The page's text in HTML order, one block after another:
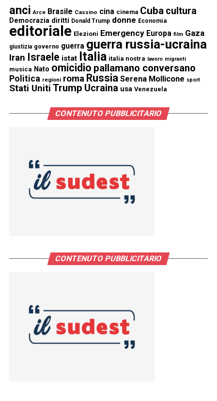
anci Arce Brasile Cassino cina cinema Cuba cultura
Democrazia diritti Donald Trump donne Economia
editoriale Elezioni Emergency Europa film Gaza
giustizia governo guerra guerra russia-ucraina
Iran Israele istat Italia italia nostra lavoro migranti
musica Nato omicidio pallamano conversano
Politica regioni roma Russia Serena Mollicone sport
Stati Uniti Trump Ucraina usa Venezuela
CONTENUTO PUBBLICITARIO
CONTENUTO PUBBLICITARIO